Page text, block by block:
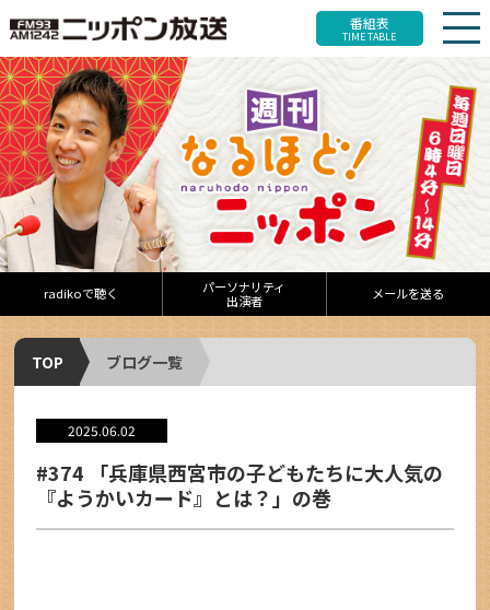
番組表
TIME TABLE
radikoで聴く
パーソナリティ
出演者
メールを送る
TOP ブログ一覧
2025.06.02
#374 「兵庫県西宮市の子どもたちに大人気の
『ようかいカード』とは？」の巻